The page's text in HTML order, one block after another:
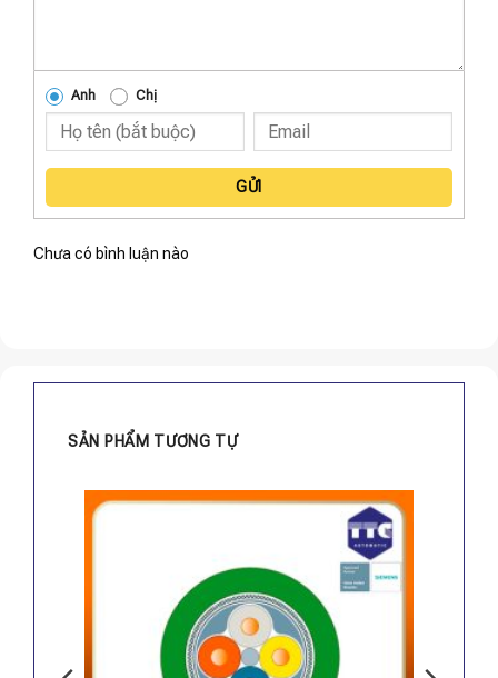
Anh Chị
GỬI
Chưa có bình luận nào
SẢN PHẨM TƯƠNG TỰ